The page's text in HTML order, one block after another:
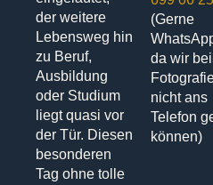
der weitere
Lebensweg hin
zu Beruf,
Ausbildung
oder Studium
liegt quasi vor
der Tür. Diesen
besonderen
Tag ohne tolle
(Gerne
da wir
nicht ans
Telefon
können)